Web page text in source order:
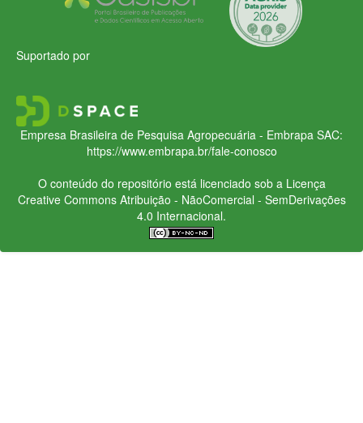
Suportado por
Empresa Brasileira de Pesquisa Agropecuária - Embrapa SAC:
https://www.embrapa.br/fale-conosco
O conteúdo do repositório está licenciado sob a Licença
Creative CommonsAtribuição - NãoComercial - SemDerivações
4.0 Internacional.